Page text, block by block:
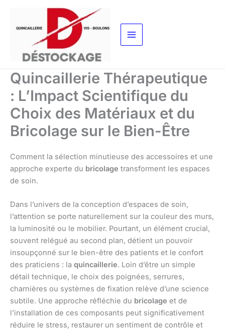
contenu
Quincaillerie Thérapeutique
: L’Impact Scientifique du
Choix des Matériaux et du
Bricolage sur le Bien-Être
Comment la sélection minutieuse des accessoires et une
approche experte du bricolage transforment les espaces
de soin.
Dans l’univers de la conception d’espaces de soin,
l’attention se porte naturellement sur la couleur des murs,
la luminosité ou le mobilier. Pourtant, un élément crucial,
souvent relégué au second plan, détient un pouvoir
insoupçonné sur le bien-être des patients et le confort
des praticiens : la quincaillerie. Loin d’être un simple
détail technique, le choix des poignées, serrures,
charnières ou systèmes de fixation relève d’une science
subtile. Une approche réfléchie du bricolage et de
l’installation de ces composants peut significativement
réduire le stress, restaurer un sentiment de contrôle et